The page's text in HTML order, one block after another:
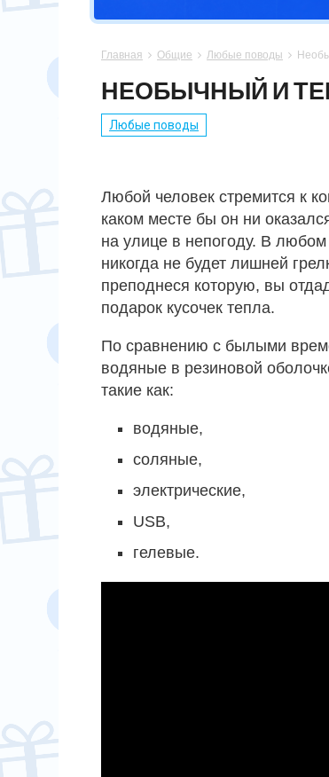
СПОРТСМЕНУ
МАМЕ
ПОДРУГЕ
ПАПЕ
СЫНУ
ПАСХА
ЮБИЛЕЙ
Главная  Общие  Любые поводы 
НЕОБЫЧНЫЙ И
Любые поводы
Любой человек стремится к
каком месте бы он ни
на улице в непогоду. В любом
никогда не будет лишней
преподнеся которую, вы
подарок кусочек тепла.
По сравнению с былыми
водяные в резиновой
такие как:
водяные,
соляные,
электрические,
USB,
гелевые.